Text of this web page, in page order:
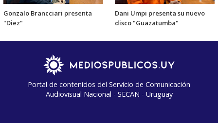
Gonzalo Brancciari presenta
"Diez"
Dani Umpi presenta su nuevo
disco "Guazatumba"
Portal de contenidos del Servicio de Comunicación
Audiovisual Nacional - SECAN - Uruguay